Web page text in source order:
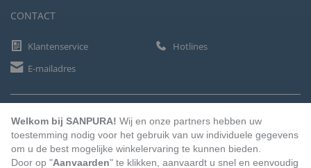
CONTACT
Klantenservice
Hotlines
E-mailadres
Welkom bij SANPURA! Wij en onze partners hebben uw
toestemming nodig voor het gebruik van uw individuele gegevens
om u de best mogelijke winkelervaring te kunnen bieden.
Door op "Aanvaarden" te klikken, aanvaardt u snel en eenvoudig